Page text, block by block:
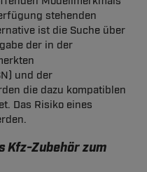
stehenden
ist die Suche über
der in der
und der
die dazu kompatiblen
Das Risiko eines
Kfz-Zubehör zum